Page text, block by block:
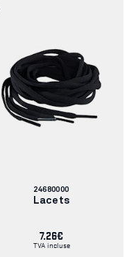
Numéro
d'article:
24680000
Lacets
7.26€
TVA incluse